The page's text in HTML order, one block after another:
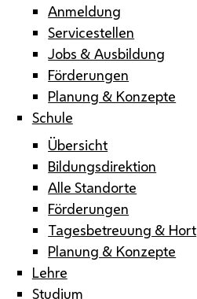
Anmeldung
Servicestellen
Jobs & Ausbildung
Förderungen
Planung & Konzepte
Schule
Übersicht
Bildungsdirektion
Alle Standorte
Förderungen
Tagesbetreuung & Hort
Planung & Konzepte
Lehre
Studium